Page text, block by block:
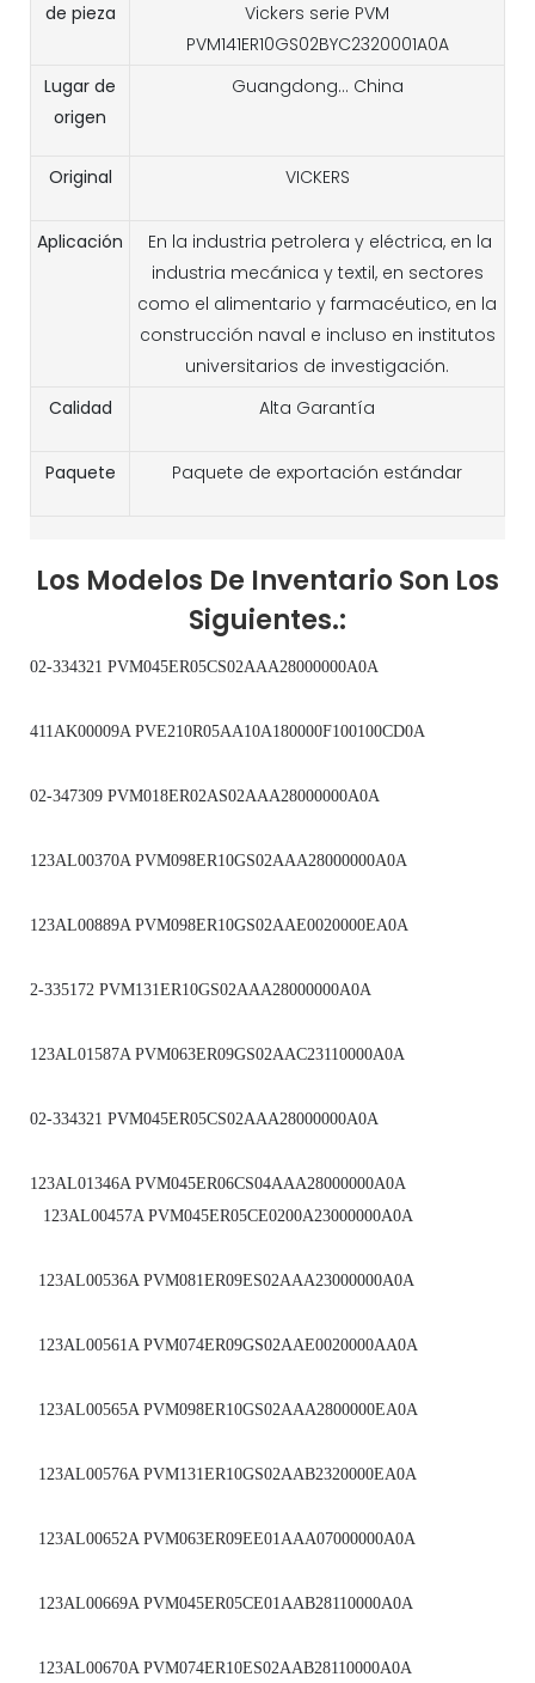
de pieza
Vickers serie PVM
PVM141ER10GS02BYC2320001A0A
Lugar de
origen
Guangdong... China
Original VICKERS
Aplicación
En la industria petrolera y eléctrica, en la
industria mecánica y textil, en sectores
como el alimentario y farmacéutico, en la
construcción naval e incluso en institutos
universitarios de investigación.
Calidad
Alta Garantía
Paquete Paquete de exportación estándar
Los Modelos De Inventario Son Los
Siguientes.:
02-334321 PVM045ER05CS02AAA28000000A0A
411AK00009A PVE210R05AA10A180000F100100CD0A
02-347309 PVM018ER02AS02AAA28000000A0A
123AL00370A PVM098ER10GS02AAA28000000A0A
123AL00889A PVM098ER10GS02AAE0020000EA0A
2-335172 PVM131ER10GS02AAA28000000A0A
123AL01587A PVM063ER09GS02AAC23110000A0A
02-334321 PVM045ER05CS02AAA28000000A0A
123AL01346A PVM045ER06CS04AAA28000000A0A
123AL00457A PVM045ER05CE0200A23000000A0A
123AL00536A PVM081ER09ES02AAA23000000A0A
123AL00561A PVM074ER09GS02AAE0020000AA0A
123AL00565A PVM098ER10GS02AAA2800000EA0A
123AL00576A PVM131ER10GS02AAB2320000EA0A
123AL00652A PVM063ER09EE01AAA07000000A0A
123AL00669A PVM045ER05CE01AAB28110000A0A
123AL00670A PVM074ER10ES02AAB28110000A0A